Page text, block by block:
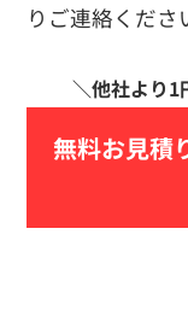
りご連絡くださ
無料お見積